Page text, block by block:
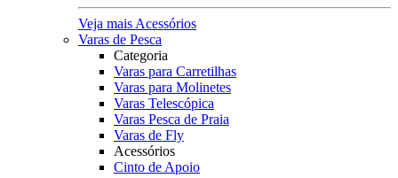
Veja mais Acessórios
Varas de Pesca
Categoria
Varas para Carretilhas
Varas para Molinetes
Varas Telescópica
Varas Pesca de Praia
Varas de Fly
Acessórios
Cinto de Apoio